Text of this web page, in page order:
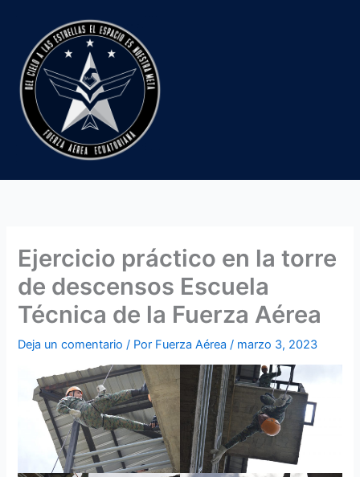
contenido
Ejercicio práctico en la torre
de descensos Escuela
Técnica de la Fuerza Aérea
Deja un comentario / Por Fuerza Aérea/ marzo 3, 2023